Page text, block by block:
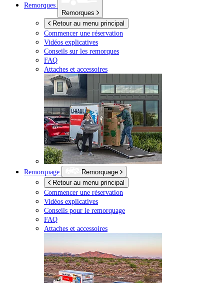
Remorques
Remorques
Retour au menu principal
Commencer une réservation
Vidéos explicatives
Conseils sur les remorques
FAQ
Attaches et accessoires
Remorquage
Remorquage
Retour au menu principal
Commencer une réservation
Vidéos explicatives
Conseils pour le remorquage
FAQ
Attaches et accessoires